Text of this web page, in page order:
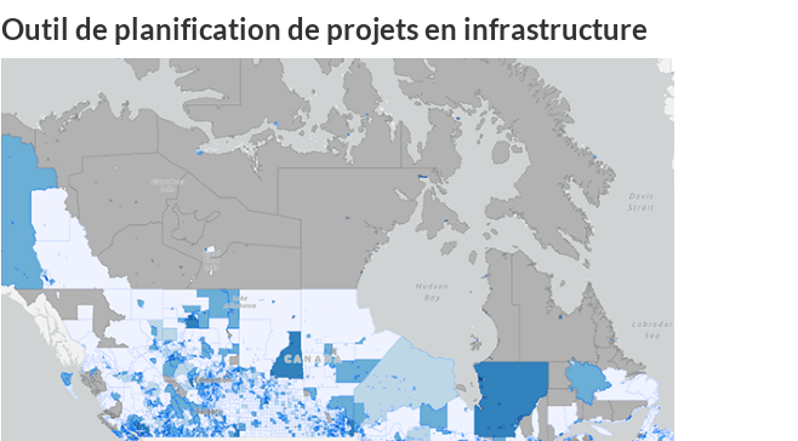
Outil de planification de projets en infrastructure